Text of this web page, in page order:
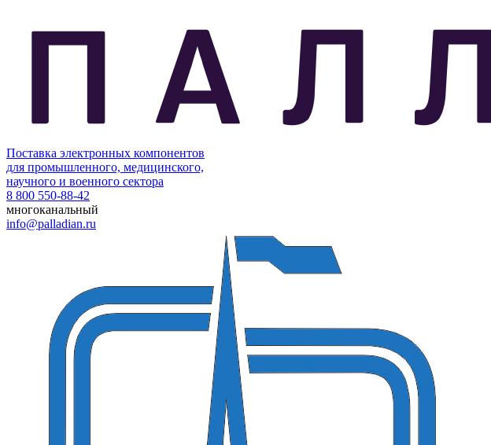
Поставка электронных компонентов
для промышленного, медицинского,
научного и военного сектора
8 800 550-88-42
многоканальный
info@palladian.ru